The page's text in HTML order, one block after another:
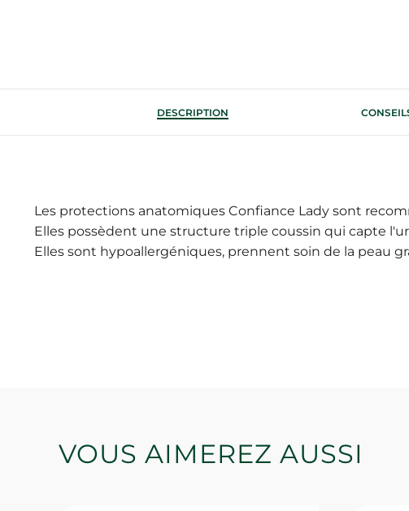
DESCRIPTION
Les protections anatomiques Confiance Lady sont
Elles possèdent une structure triple coussin qui capte
Elles sont hypoallergéniques, prennent soin de la peau
VOUS AIMEREZ AUSSI